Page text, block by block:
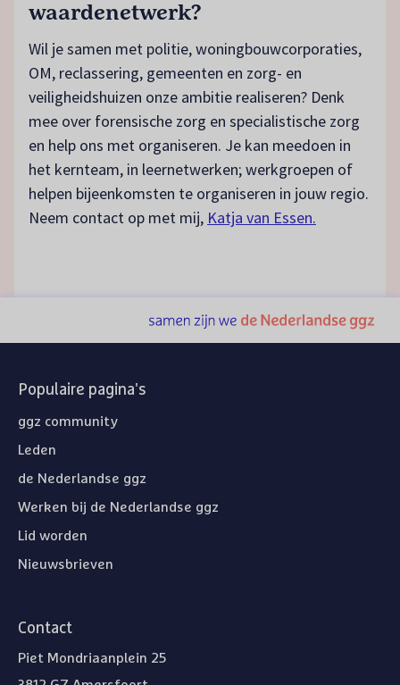
waardenetwerk?
Wil je samen met politie, woningbouwcorporaties,
OM, reclassering, gemeenten en zorg- en
veiligheidshuizen onze ambitie realiseren? Denk
mee over forensische zorg en specialistische zorg
en help ons met organiseren. Je kan meedoen in
het kernteam, in leernetwerken; werkgroepen of
helpen bijeenkomsten te organiseren in jouw regio.
Neem contact op met mij, Katja van Essen.
Populaire pagina's
ggz community
Leden
de Nederlandse ggz
Werken bij de Nederlandse ggz
Lid worden
Nieuwsbrieven
Contact
Piet Mondriaanplein 25